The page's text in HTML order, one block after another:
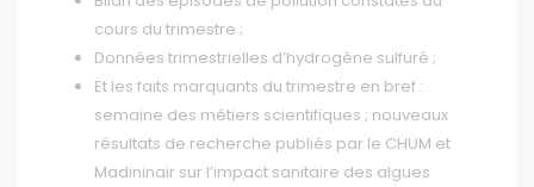
cours du trimestre ;
Données trimestrielles d’hydrogène sulfuré ;
Et les faits marquants du trimestre en bref :
semaine des métiers scientifiques ; nouveaux
résultats de recherche publiés par le CHUM et
Madininair sur l’impact sanitaire des algues